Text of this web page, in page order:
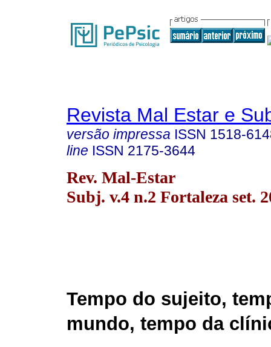
Revista Mal Estar e
versão impressa ISSN 1518-
line ISSN 2175-3644
Rev. Mal-Estar
Subj. v.4 n.2 Fortaleza set.
Tempo do sujeito,
mundo, tempo da